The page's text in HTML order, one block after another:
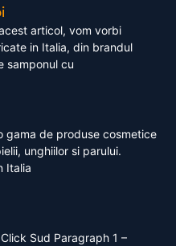
articol, vom vorbi
in Italia, din brandul
samponul cu
gama de produse cosmetice
unghiilor si parului.
Italia
Sud Paragraph 1 –